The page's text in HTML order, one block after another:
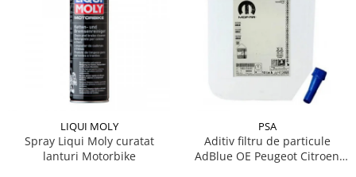
LIQUI MOLY
Spray Liqui Moly curatat
lanturi Motorbike
PSA
Aditiv filtru de particule
AdBlue OE Peugeot Citroen